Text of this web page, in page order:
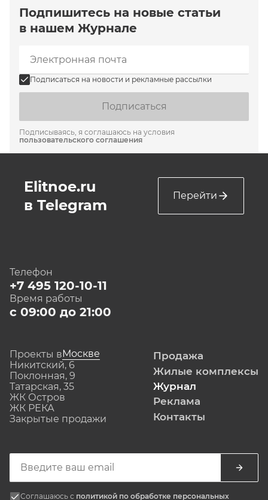
Подпишитесь на новые статьи
в нашем Журнале
Подписаться на новости и рекламные рассылки
Подписаться
Подписываясь, я соглашаюсь на условия
пользовательского соглашения
Elitnoe.ru
в Telegram
Перейти
Телефон
+7 495 120-10-11
Время работы
с 09:00 до 21:00
Проекты вМоскве
Никитский, 6
Поклонная, 9
Татарская, 35
ЖК Остров
ЖК РЕКА
Закрытые продажи
Продажа
Жилые комплексы
Журнал
Реклама
Контакты
Соглашаюсь с политикой по обработке персональных